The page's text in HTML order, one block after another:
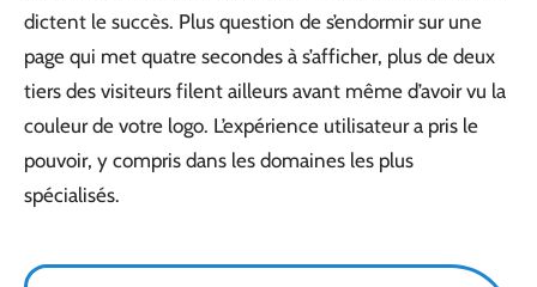
dictent le succès. Plus question de s’endormir sur une
page qui met quatre secondes à s’afficher, plus de deux
tiers des visiteurs filent ailleurs avant même d’avoir vu la
couleur de votre logo. L’expérience utilisateur a pris le
pouvoir, y compris dans les domaines les plus
spécialisés.